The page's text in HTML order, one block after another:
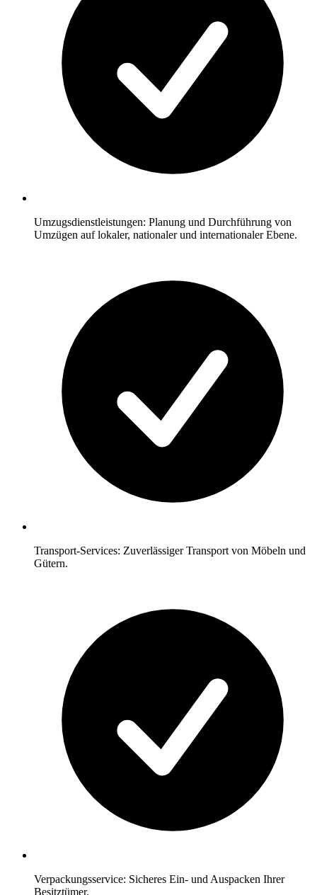
Umzugsdienstleistungen: Planung und Durchführung von
Umzügen auf lokaler, nationaler und internationaler Ebene.
Transport-Services: Zuverlässiger Transport von Möbeln und
Gütern.
Verpackungsservice: Sicheres Ein- und Auspacken Ihrer
Besitztümer.